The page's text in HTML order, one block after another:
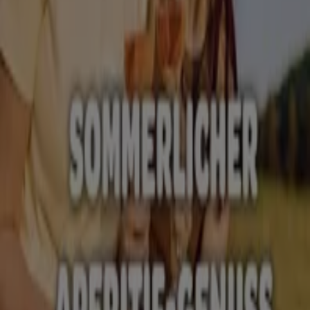
15% Auf Alle Salus Toniks Im
Doppelpack*
Läuft am 31.8. ab Berlin
Sommerlicher Apertif - Genuss
Berlin
Biomärkte Kataloge in Berlin
Flyer und beste Angebote in Berlin